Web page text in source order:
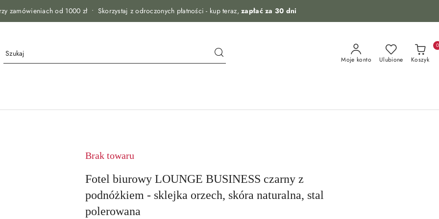
zamówieniach od 1000 zł • Skorzystaj z odroczonych płatności - kup teraz, zapłać za 30 dni
Moje konto Ulubione Koszyk
0
Brak towaru
Fotel biurowy LOUNGE BUSINESS czarny z
podnóżkiem - sklejka orzech, skóra naturalna, stal
polerowana